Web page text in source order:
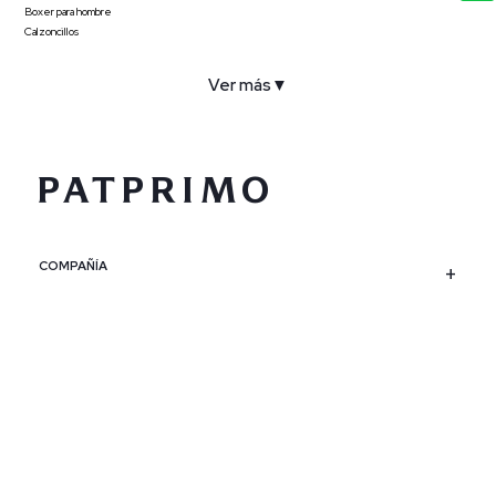
Boxer para hombre
Calzoncillos
Ver más ▼
COMPAÑÍA